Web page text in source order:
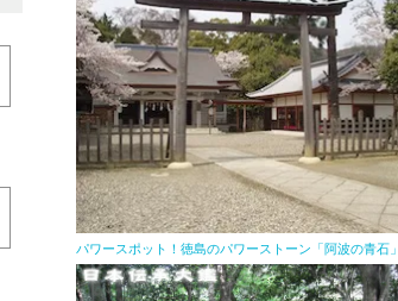
パワースポット！徳島のパワーストーン「阿波の青石」